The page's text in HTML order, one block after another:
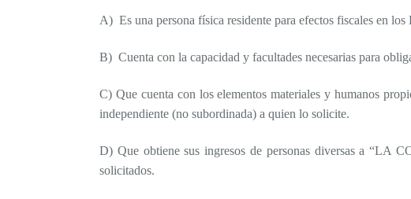
A) Es una persona física residente para efectos fiscales en
B) Cuenta con la capacidad y facultades necesarias para
C) Que cuenta con los elementos materiales y humanos
independiente (no subordinada) a quien lo solicite.
D) Que obtiene sus ingresos de personas diversas a “LA
solicitados.